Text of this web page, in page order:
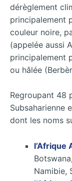
dérèglement
principalement
couleur noire,
(appelée aussi
principalement
ou hâlée
Regroupant 48
Subsaharienne
dont les noms
l’Afrique
Namibie,